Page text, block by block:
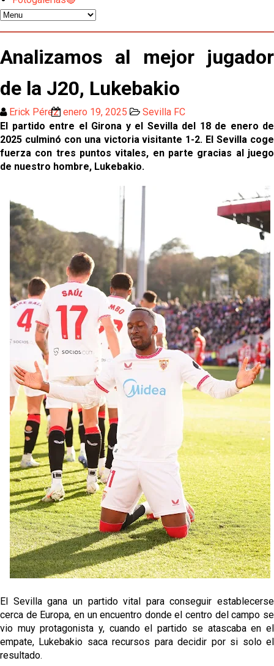
Juanlu se marcha traspasado al Bournemouth
Emery quiere pescar en el Atleti , el Villareal ya
tiene nuevo portero y el Getafe mueve ficha... Las
últimas novedades del mercado de La Liga
Vargas y Sow se incorporan al grupo en la sesión
del martes
Odysseas Vlachodimos: “El objetivo es mejorar la
temporada pasada”
El Sevilla FC empieza a inscribir a los nuevos
Opinión | "Carta abierta a Alberto Flores" por Rafa
García
Análisis I Quién es y cómo juega Fran González
Endrick y Marc Bernal protagonizan las ofertas más
destacadas del día
El Sevilla Juvenil A última detalles en Canarias para
su debut en la Cantalejo Province Cup
La cita ante el Espanyol a domicilio ya tiene horario
Los posibles herederos del número 16 tras la
marcha de Juanlu
Analizamos al mejor jugador
de la J20, Lukebakio
Erick Pérez enero 19, 2025
Sevilla FC
El partido entre el Girona y el Sevilla del 18 de enero de
2025 culminó con una victoria visitante 1-2. El Sevilla coge
fuerza con tres puntos vitales, en parte gracias al juego
de nuestro hombre, Lukebakio.
El Sevilla gana un partido vital para conseguir establecerse
cerca de Europa, en un encuentro donde el centro del campo se
vio muy protagonista y, cuando el partido se atascaba en el
empate, Lukebakio saca recursos para decidir por si solo el
resultado.